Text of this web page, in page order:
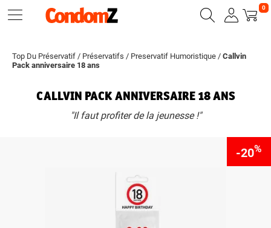
0
Top Du Préservatif / Préservatifs / Preservatif Humoristique / Callvin
Pack anniversaire 18 ans
CALLVIN PACK ANNIVERSAIRE 18 ANS
"Il faut profiter de la jeunesse !"
-20%